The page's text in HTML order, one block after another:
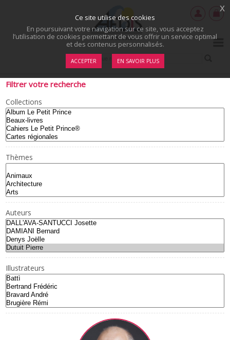
Filtrer votre recherche
Collections
Thèmes
Auteurs
Illustrateurs
Ce site utilise des cookies
En poursuivant votre navigation sur ce site, vous acceptez
l’utilisation de cookies permettant de vous offrir un service optimal
et des contenus personnalisés.
ACCEPTER EN SAVOIR PLUS
x